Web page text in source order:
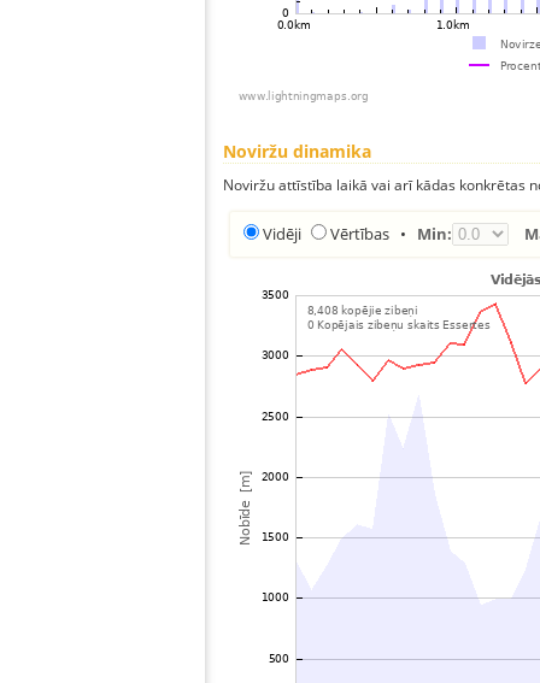
Noviržu dinamika
Noviržu attīstība laikā vai arī kādas konkrētas
Vidēji Vērtības • Min: